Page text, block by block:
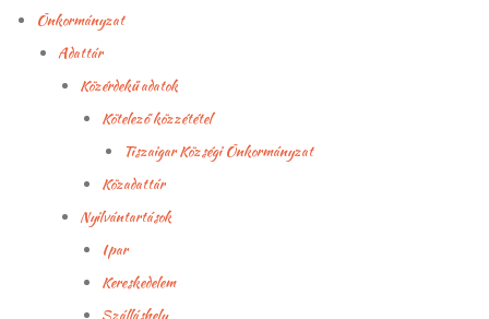
Önkormányzat
Adattár
Közérdekű adatok
Kötelező közzététel
Tiszaigar Községi Önkormányzat
Közadattár
Nyilvántartások
Ipar
Kereskedelem